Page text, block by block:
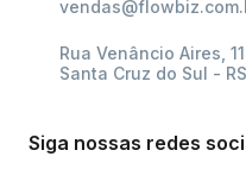
Rua Venâncio Aires,
Santa Cruz do Sul - RS
Siga nossas redes